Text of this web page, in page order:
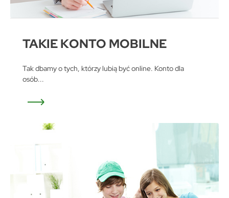
TAKIE KONTO MOBILNE
Tak dbamy o tych, którzy lubią być online. Konto dla
osób...